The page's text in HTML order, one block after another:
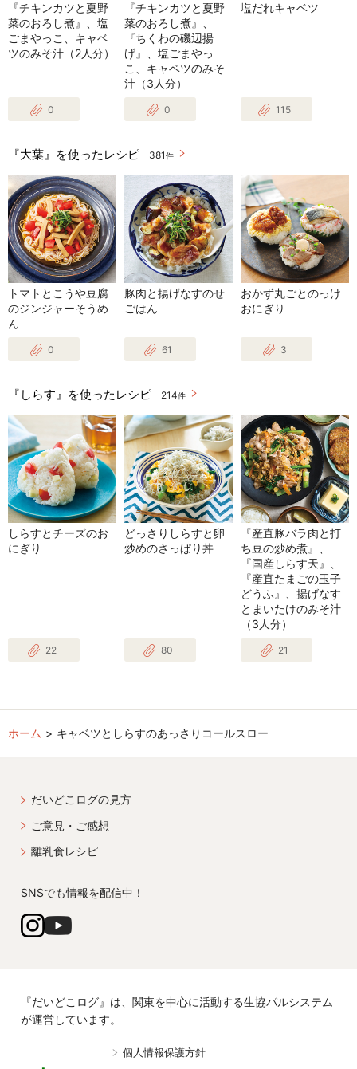
『チキンカツと夏野
菜のおろし煮』、塩
ごまやっこ、キャベ
ツのみそ汁（2人分）
0
『チキンカツと夏野
菜のおろし煮』、
『ちくわの磯辺揚
げ』、塩ごまやっ
こ、キャベツのみそ
汁（3人分）
0
塩だれキャベツ
115
『大葉』を使ったレシピ 381 件
トマトとこうや豆腐
のジンジャーそうめ
ん
0
豚肉と揚げなすのせ
ごはん
61
おかず丸ごとのっけ
おにぎり
3
『しらす』を使ったレシピ 214件
しらすとチーズのお
にぎり
22
どっさりしらすと卵
炒めのさっぱり丼
80
『産直豚バラ肉と打
ち豆の炒め煮』、
『国産しらす天』、
『産直たまごの玉子
どうふ』、揚げなす
とまいたけのみそ汁
（3人分）
21
ホーム キャベツとしらすのあっさりコールスロー
だいどこログの見方
ご意見・ご感想
離乳食レシピ
SNSでも情報を配信中！
『だいどこログ』は、関東を中心に活動する生協パルシステム
が運営しています。
個人情報保護方針